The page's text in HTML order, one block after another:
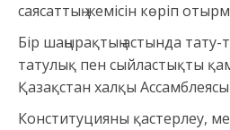
саясаттың жемісін көріп
Бір шаңырақтың астында тату-
татулық пен сыйластықты
Қазақстан халқы
Конституцияны қастерлеу,